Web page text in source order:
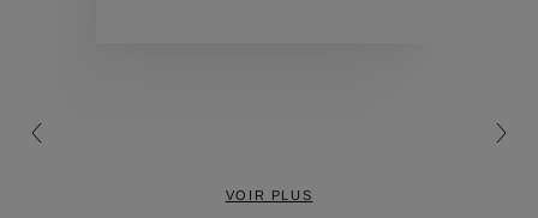
VOIR PLUS